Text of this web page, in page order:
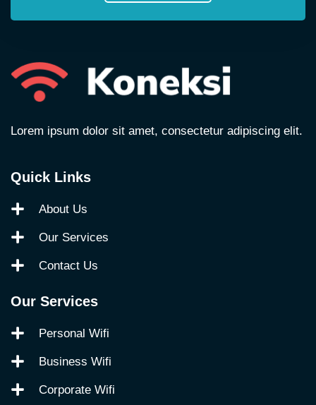
Lorem ipsum dolor sit amet, consectetur adipiscing elit.
Quick Links
About Us
Our Services
Contact Us
Our Services
Personal Wifi
Business Wifi
Corporate Wifi